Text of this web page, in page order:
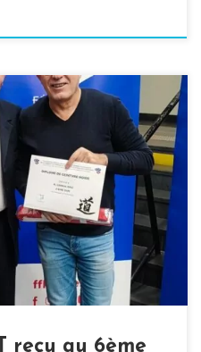
Karaté Club du
annoncer que son
ZAMMIT a été reçu à
(6ème DAN FFKDA).
pour son travail permanent
notamment […]
reçu au 6ème